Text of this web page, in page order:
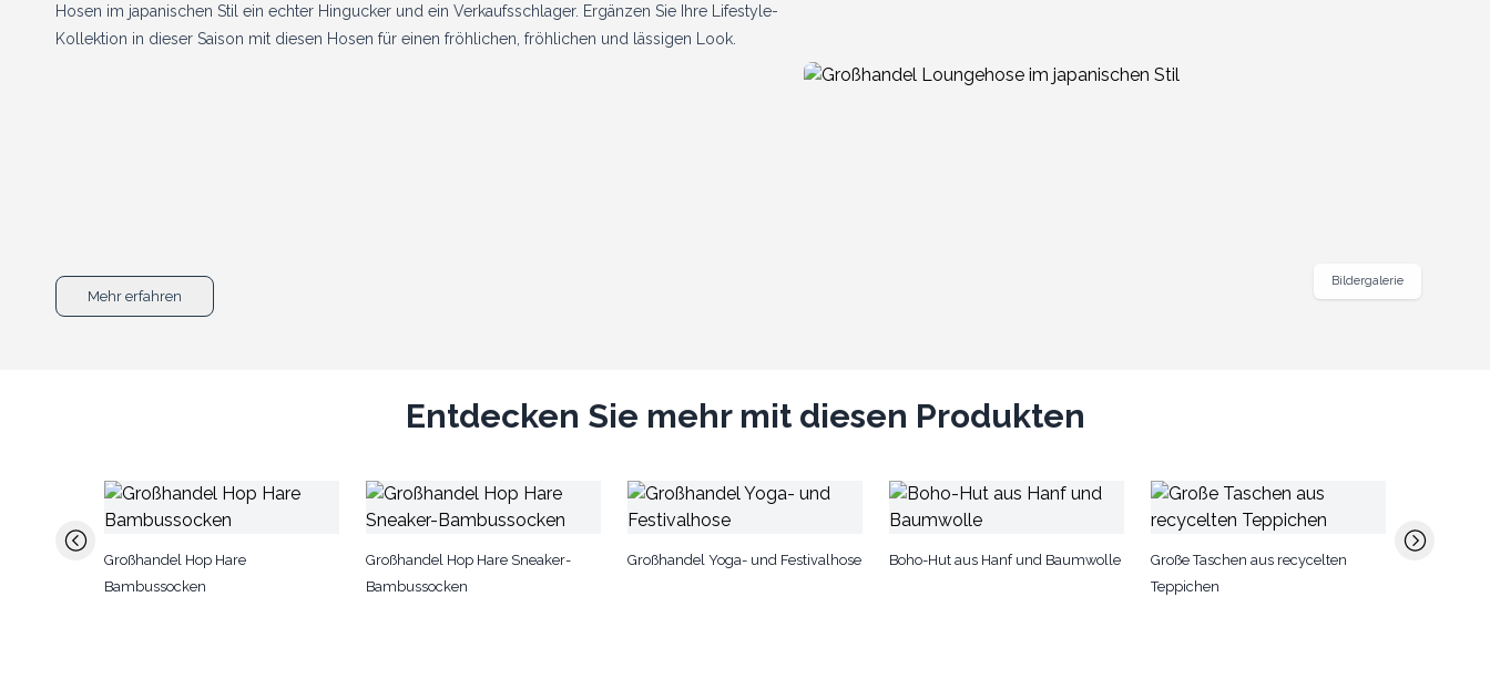
Hosen im japanischen Stil ein echter Hingucker und ein Verkaufsschlager. Ergänzen Sie Ihre Lifestyle-
Kollektion in dieser Saison mit diesen Hosen für einen fröhlichen, fröhlichen und lässigen Look.
Mehr erfahren
Bildergalerie
Entdecken Sie mehr mit diesen Produkten
Großhandel Hop Hare
Bambussocken
Großhandel Hop Hare Sneaker-
Bambussocken
Großhandel Yoga- und Festivalhose Boho-Hut aus Hanf und Baumwolle
Große Taschen aus recycelten
Teppichen
– Parios,